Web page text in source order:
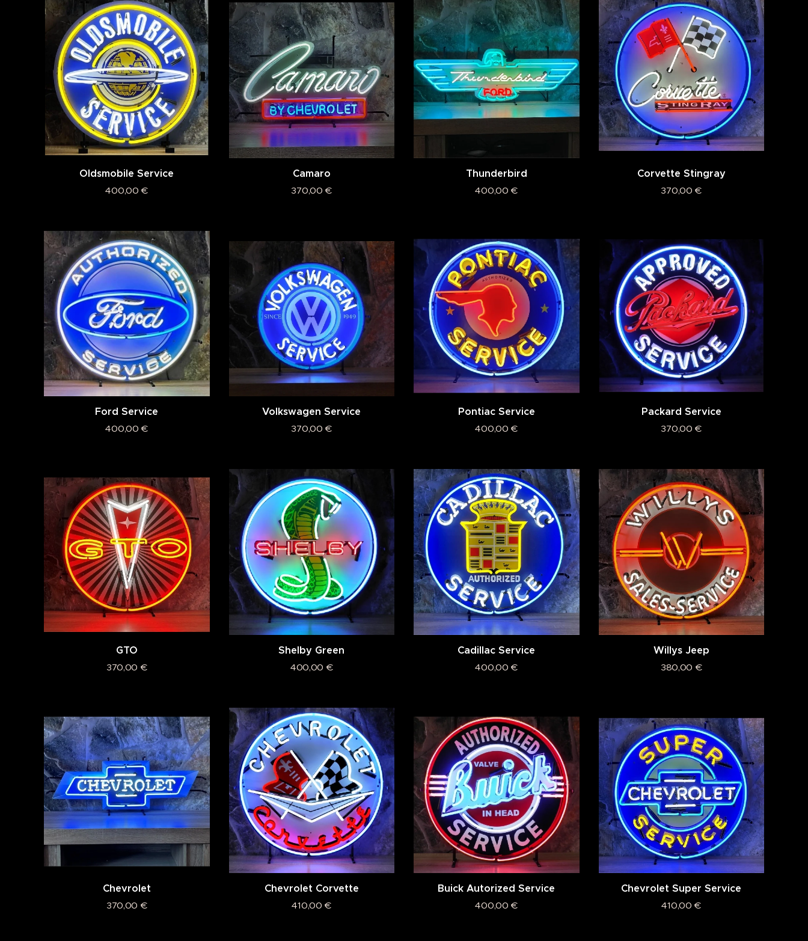
Oldsmobile Service
400,00 €
Camaro
370,00 €
Thunderbird
400,00 €
Corvette Stingray
370,00 €
Ford Service
400,00 €
Volkswagen Service
370,00 €
Pontiac Service
400,00 €
Packard Service
370,00 €
GTO
370,00 €
Shelby Green
400,00 €
Cadillac Service
400,00 €
Willys Jeep
380,00 €
Chevrolet
370,00 €
Chevrolet Corvette
410,00 €
Buick Autorized Service
400,00 €
Chevrolet Super Service
410,00 €